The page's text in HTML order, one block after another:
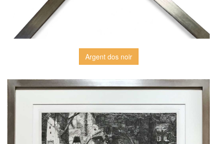
Argent dos noir